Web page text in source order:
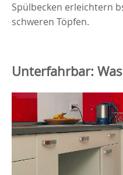
Spülbecken erleichtern
schweren Töpfen.
Unterfahrbar: